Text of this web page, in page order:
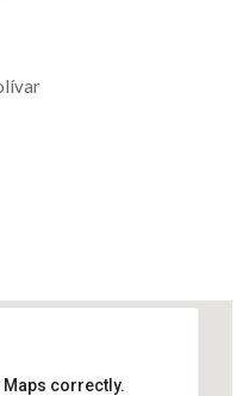
correctly.